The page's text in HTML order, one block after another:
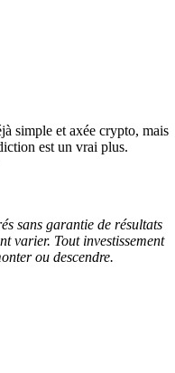
simple et axée crypto, mais
est un vrai plus.
sans garantie de résultats
varier. Tout investissement
ou descendre.